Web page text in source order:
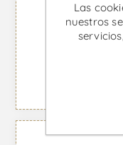
Cune
Las
nuestros